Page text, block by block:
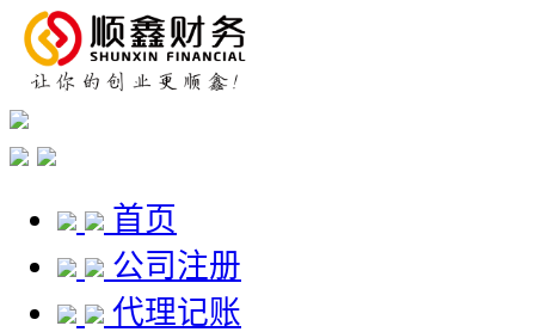
首页
公司注册
代理记账